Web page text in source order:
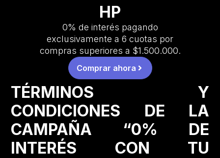
HP
0% de interés pagando
exclusivamente a 6 cuotas por
compras superiores a $1.500.000.
Comprar ahora
TÉRMINOS Y
CONDICIONES DE LA
CAMPAÑA “0% DE
INTERÉS CON TU